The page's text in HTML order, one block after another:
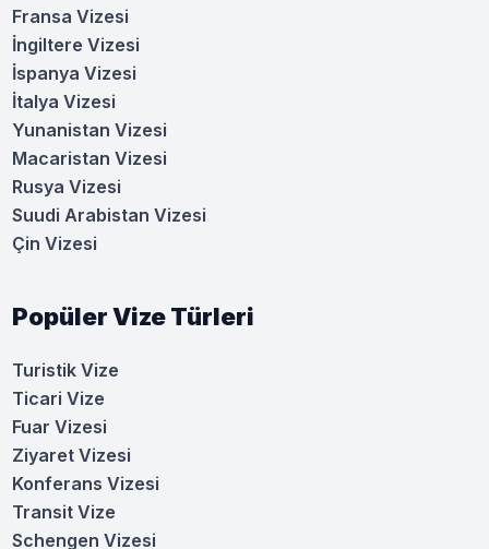
Fransa Vizesi
İngiltere Vizesi
İspanya Vizesi
İtalya Vizesi
Yunanistan Vizesi
Macaristan Vizesi
Rusya Vizesi
Suudi Arabistan Vizesi
Çin Vizesi
Popüler Vize Türleri
Turistik Vize
Ticari Vize
Fuar Vizesi
Ziyaret Vizesi
Konferans Vizesi
Transit Vize
Schengen Vizesi